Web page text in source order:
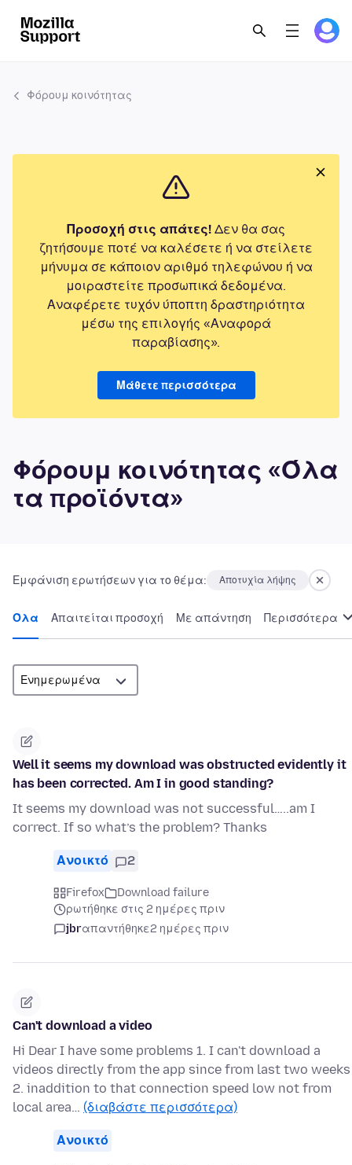
Φόρουμ κοινότητας
Προσοχή στις απάτες! Δεν θα σας
ζητήσουμε ποτέ να καλέσετε ή να στείλετε
μήνυμα σε κάποιον αριθμό τηλεφώνου ή να
μοιραστείτε προσωπικά δεδομένα.
Αναφέρετε τυχόν ύποπτη δραστηριότητα
μέσω της επιλογής «Αναφορά
παραβίασης».
Μάθετε περισσότερα
Φόρουμ κοινότητας «Όλα
τα προϊόντα»
Εμφάνιση ερωτήσεων για το θέμα: Αποτυχία λήψης
Όλα Απαιτείται προσοχή Με απάντηση Περισσότερα
Well it seems my download was obstructed evidently it
has been corrected. Am I in good standing?
It seems my download was not successful…..am I
correct. If so what’s the problem? Thanks
Ανοικτό 2
Firefox
Download failure
ρωτήθηκε στις 2 ημέρες πριν
jbrαπαντήθηκε2 ημέρες πριν
Can't download a video
Hi Dear I have some problems 1. I can't download a
videos directly from the app since from last two weeks
2. inaddition to that connection speed low not from
local area… (διαβάστε περισσότερα)
Ανοικτό